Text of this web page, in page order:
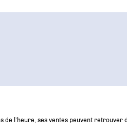
l’heure, ses ventes peuvent retrouver